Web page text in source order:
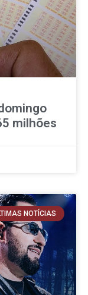
milhões
NOTÍCIAS